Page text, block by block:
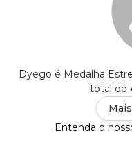
Dyego é Medalha
total de
Entenda o